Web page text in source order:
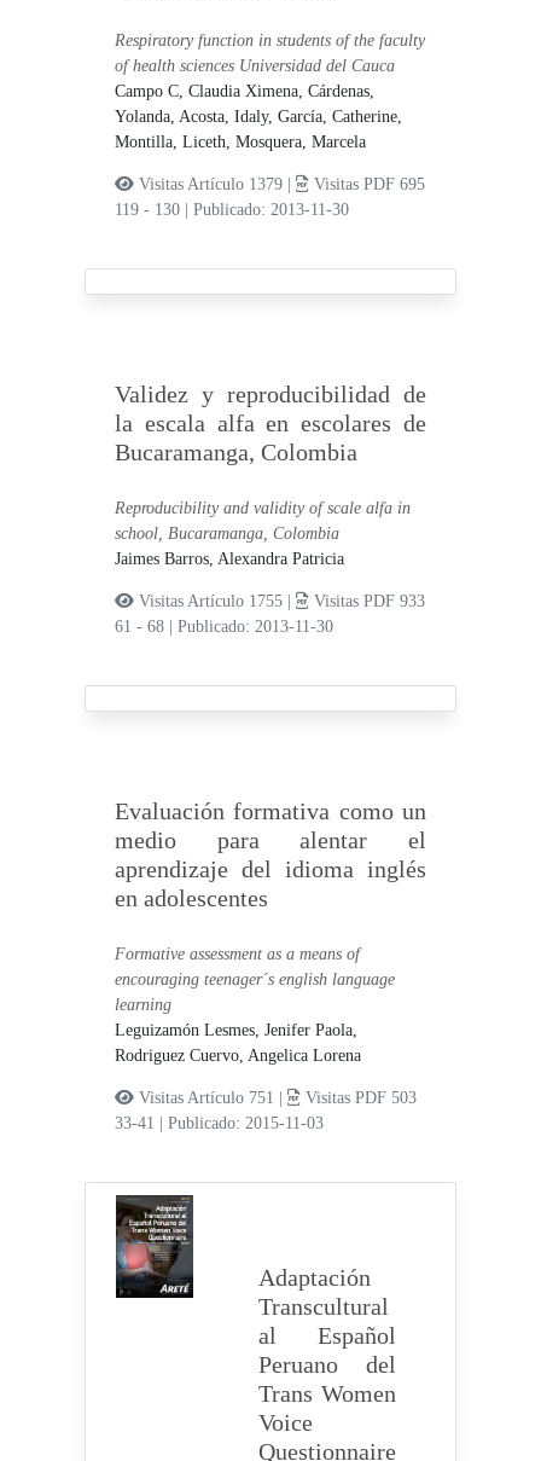
Respiratory function in students of the faculty
of health sciences Universidad del Cauca
Campo C, Claudia Ximena,Cárdenas,
Yolanda,Acosta, Idaly,García, Catherine,
Montilla, Liceth,Mosquera, Marcela
Visitas Artículo 1379 |
Visitas PDF 695
119 - 130
|Publicado: 2013-11-30
Validez y reproducibilidad de
la escala alfa en escolares de
Bucaramanga, Colombia
Reproducibility and validity of scale alfa in
school, Bucaramanga, Colombia
Jaimes Barros, Alexandra Patricia
Visitas Artículo 1755 |
Visitas PDF 933
61 - 68
|Publicado: 2013-11-30
Evaluación formativa como un
medio para alentar el
aprendizaje del idioma inglés
en adolescentes
Formative assessment as a means of
encouraging teenager´s english language
learning
Leguizamón Lesmes, Jenifer Paola,
Rodriguez Cuervo, Angelica Lorena
Visitas Artículo 751 |
Visitas PDF 503
33-41
|Publicado: 2015-11-03
Adaptación
Transcultural
al Español
Peruano del
Trans Women
Voice
Questionnaire